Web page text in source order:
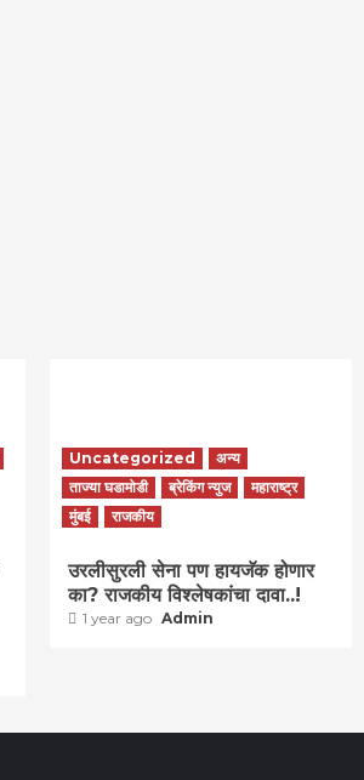
Uncategorized
अन्य
ताज्या घडामोडी
ब्रेकिंग न्युज
महाराष्ट्र
मुंबई
राजकीय
उरलीसुरली सेना पण हायजॅक होणार
का? राजकीय विश्लेषकांचा दावा..!
1 year ago Admin